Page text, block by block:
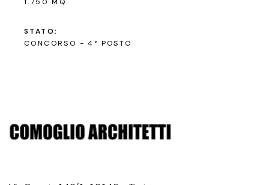
STATO:
CONCORSO - 4° POSTO